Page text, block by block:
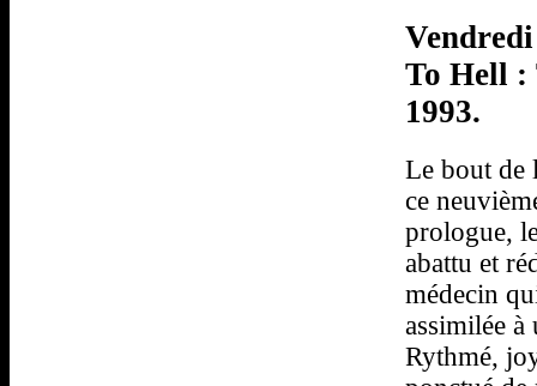
To Hell :
1993.
Le bout de
ce
prologue,
abattu et
médecin
assimilée à
Rythmé,